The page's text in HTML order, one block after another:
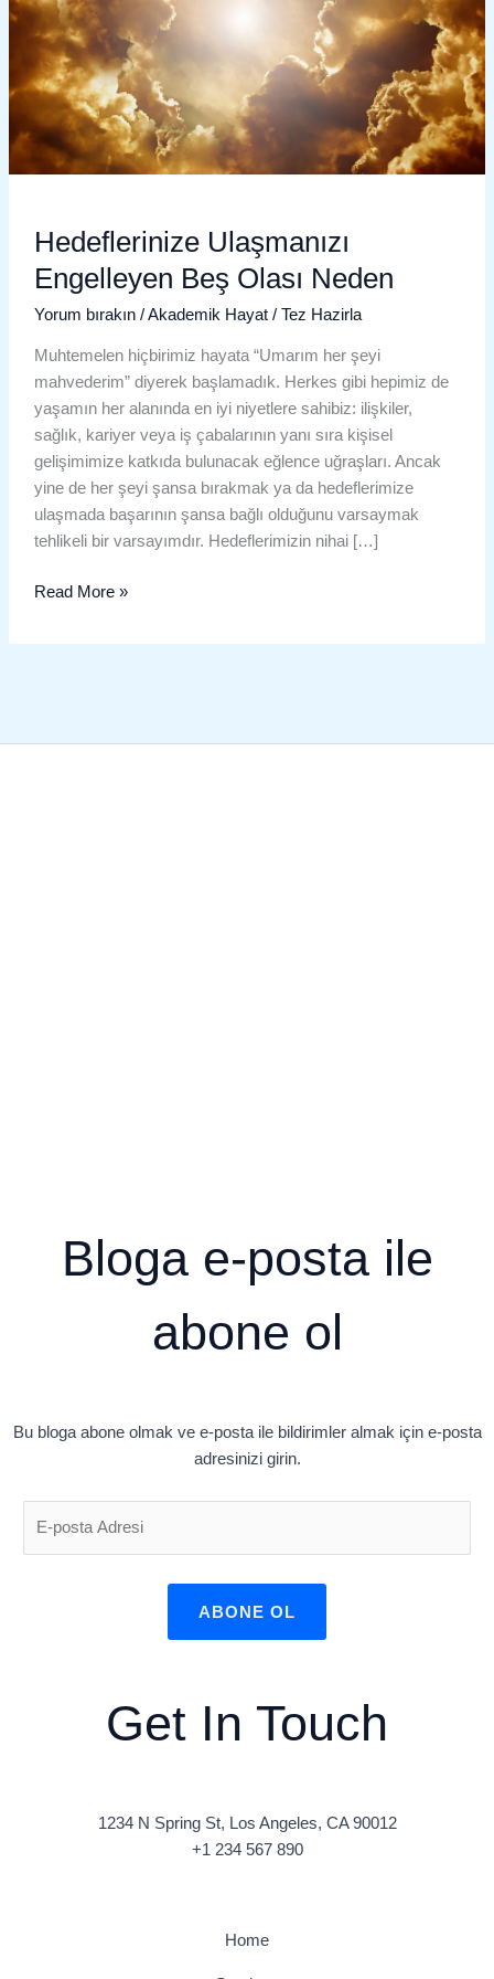
Hedeflerinize Ulaşmanızı
Engelleyen Beş Olası Neden
Yorum bırakın /Akademik Hayat/ Tez Hazirla
Muhtemelen hiçbirimiz hayata “Umarım her şeyi
mahvederim” diyerek başlamadık. Herkes gibi hepimiz de
yaşamın her alanında en iyi niyetlere sahibiz: ilişkiler,
sağlık, kariyer veya iş çabalarının yanı sıra kişisel
gelişimimize katkıda bulunacak eğlence uğraşları. Ancak
yine de her şeyi şansa bırakmak ya da hedeflerimize
ulaşmada başarının şansa bağlı olduğunu varsaymak
tehlikeli bir varsayımdır. Hedeflerimizin nihai […]
Read More »
Bloga e-posta ile
abone ol
Bu bloga abone olmak ve e-posta ile bildirimler almak için e-posta
adresinizi girin.
ABONE OL
Get In Touch
1234 N Spring St, Los Angeles, CA 90012
+1 234 567 890
Home